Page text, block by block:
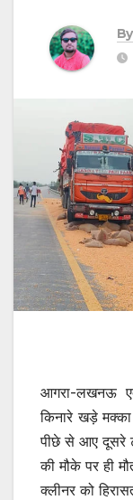
By
आगरा-लखनऊ
किनारे खड़े
पीछे से आए दूसरे
की मौके पर ही
क्लीनर को